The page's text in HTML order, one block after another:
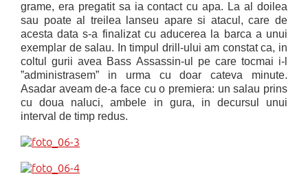
grame, era pregatit sa ia contact cu apa. La al doilea
sau poate al treilea lanseu apare si atacul, care de
acesta data s-a finalizat cu aducerea la barca a unui
exemplar de salau. In timpul drill-ului am constat ca, in
coltul gurii avea Bass Assassin-ul pe care tocmai i-l
”administrasem” in urma cu doar cateva minute.
Asadar aveam de-a face cu o premiera: un salau prins
cu doua naluci, ambele in gura, in decursul unui
interval de timp redus.